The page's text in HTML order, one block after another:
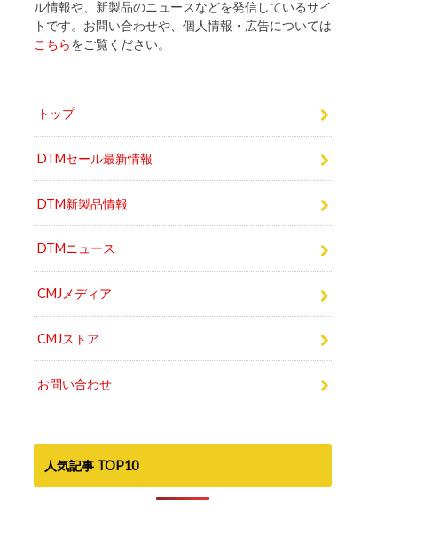
ル情報や、新製品のニュースなどを発信しているサイ
トです。お問い合わせや、個人情報・広告については
こちらをご覧ください。
トップ
DTMセール最新情報
DTM新製品情報
DTMニュース
CMJメディア
CMJストア
お問い合わせ
人気記事 TOP10